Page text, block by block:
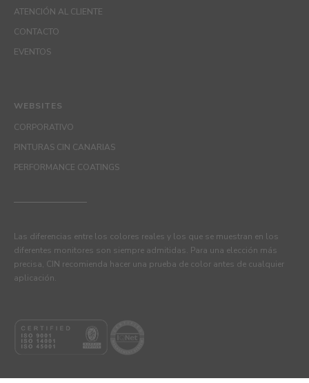
ATENCIÓN AL CLIENTE
CONTACTO
EVENTOS
WEBSITES
CORPORATIVO
PINTURAS CIN CANARIAS
PERFORMANCE COATINGS
Las diferencias entre los colores reales y los que se muestran en los
diferentes monitores son siempre admitidas. Para una elección más
precisa, CIN recomienda hacer una prueba de color antes de cualquier
aplicación.